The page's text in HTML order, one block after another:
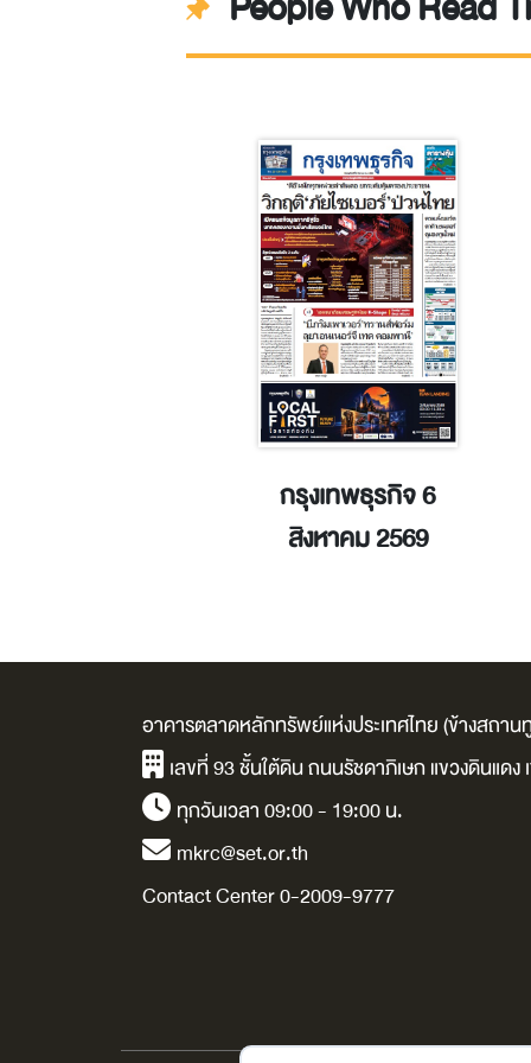
กรุงเทพธุรกิจ 6
สิงหาคม 2569
อาคารตลาดหลักทรัพย์แห่งประเทศไทย (ข้างสถาน
เลขที่ 93 ชั้นใต้ดิน ถนนรัชดาภิเษก แขวงดินแด
ทุกวันเวลา 09:00 - 19:00 น.
mkrc@set.or.th
Contact Center 0-2009-9777